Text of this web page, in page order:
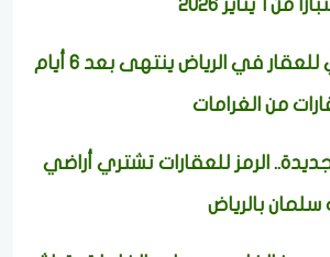
يناير 2026
التسجيل العيني للعقار في الرياض ينتهى بعد 6 أيام
من الغرامات
الرمز للعقارات تشتري أراضي
بالرياض